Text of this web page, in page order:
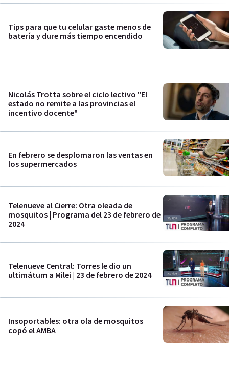
Tips para que tu celular gaste menos de
batería y dure más tiempo encendido
Nicolás Trotta sobre el ciclo lectivo "El
estado no remite a las provincias el
incentivo docente"
En febrero se desplomaron las ventas en
los supermercados
Telenueve al Cierre: Otra oleada de
mosquitos | Programa del 23 de febrero de
2024
Telenueve Central: Torres le dio un
ultimátum a Milei | 23 de febrero de 2024
Insoportables: otra ola de mosquitos
copó el AMBA